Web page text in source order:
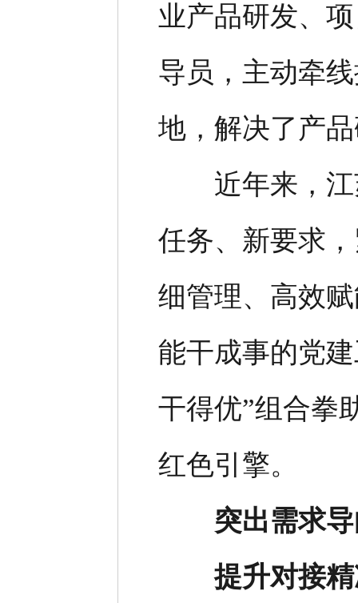
业产品研发、
导员，主动牵
地，解决了产
近年来，江
任务、新要求
细管理、高效
能干成事的党
干得优”组合拳
红色引擎。
突出需求
提升对接精